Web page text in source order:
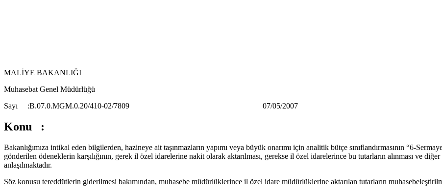
MALİYE BAKANLIĞI
Muhasebat Genel Müdürlüğü
Sayı :B.07.0.MGM.0.20/410-02/7809 07/05/2007
Konu :
Bakanlığımıza intikal eden bilgilerden, hazineye ait taşınmazların yapımı veya büyük onarımı için analitik bütçe sınıflandırmasının “6-
gönderilen ödeneklerin karşılığının, gerek il özel idarelerine nakit olarak aktarılması, gerekse il özel idarelerince bu tutarların alınması ve
anlaşılmaktadır.
Söz konusu tereddütlerin giderilmesi bakımından, muhasebe müdürlüklerince il özel idare müdürlüklerine aktarılan tutarların